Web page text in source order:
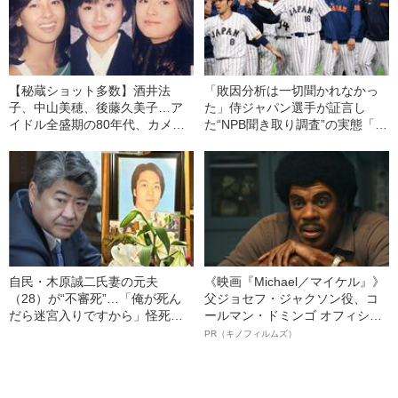
【秘蔵ショット多数】酒井法
子、中山美穂、後藤久美子…ア
イドル全盛期の80年代、カメラ
「敗因分析は一切聞かれなかっ
た」侍ジャパン選手が証言し
た“NPB聞き取り調査”の実態「選
自民・木原誠二氏妻の元夫
（28）が“不審死”…「俺が死ん
だら迷宮入りですから」怪死現
《映画『Michael／マイケル』》
父ジョセフ・ジャクソン役、コ
ールマン・ドミンゴ オフィシャ
ルインタビュー“観客を魅了した
PR（キノフィルムズ）